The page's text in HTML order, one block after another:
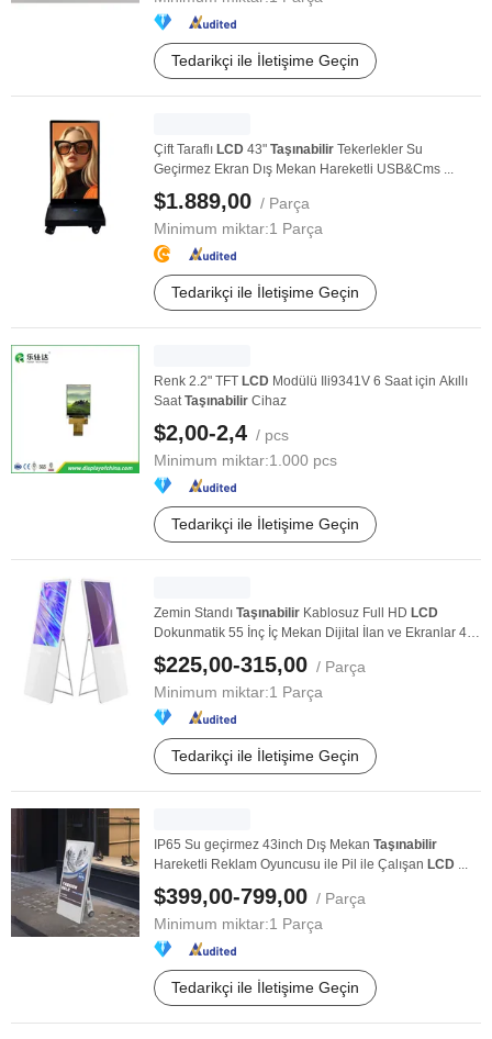
Tedarikçi ile İletişime Geçin
Çift Taraflı LCD 43" Taşınabilir Tekerlekler Su
Geçirmez Ekran Dış Mekan Hareketli USB&Cms ...
$1.889,00 / Parça
Minimum miktar:1 Parça
Tedarikçi ile İletişime Geçin
Renk 2.2" TFT LCD Modülü Ili9341V 6 Saat için Akıllı
SaatTaşınabilir Cihaz
$2,00-2,4 / pcs
Minimum miktar:1.000 pcs
Tedarikçi ile İletişime Geçin
Zemin Standı Taşınabilir Kablosuz Full HD LCD
Dokunmatik 55 İnç İç Mekan Dijital İlan ve Ekranlar 43
...
$225,00-315,00 / Parça
Minimum miktar:1 Parça
Tedarikçi ile İletişime Geçin
IP65 Su geçirmez 43inch Dış Mekan Taşınabilir
Hareketli Reklam Oyuncusu ile Pil ile Çalışan LCD ...
$399,00-799,00 / Parça
Minimum miktar:1 Parça
Tedarikçi ile İletişime Geçin